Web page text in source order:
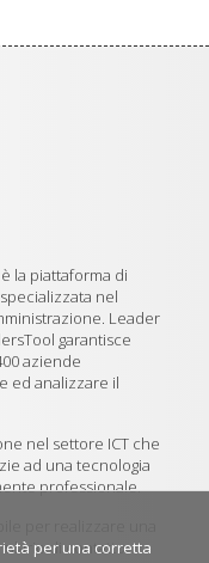
per una corretta
la piattaforma di
nel
Leader
garantisce
aziende
ed analizzare il
nel settore ICT che
ad una tecnologia
professionale.
per realizzare una
di contatto.